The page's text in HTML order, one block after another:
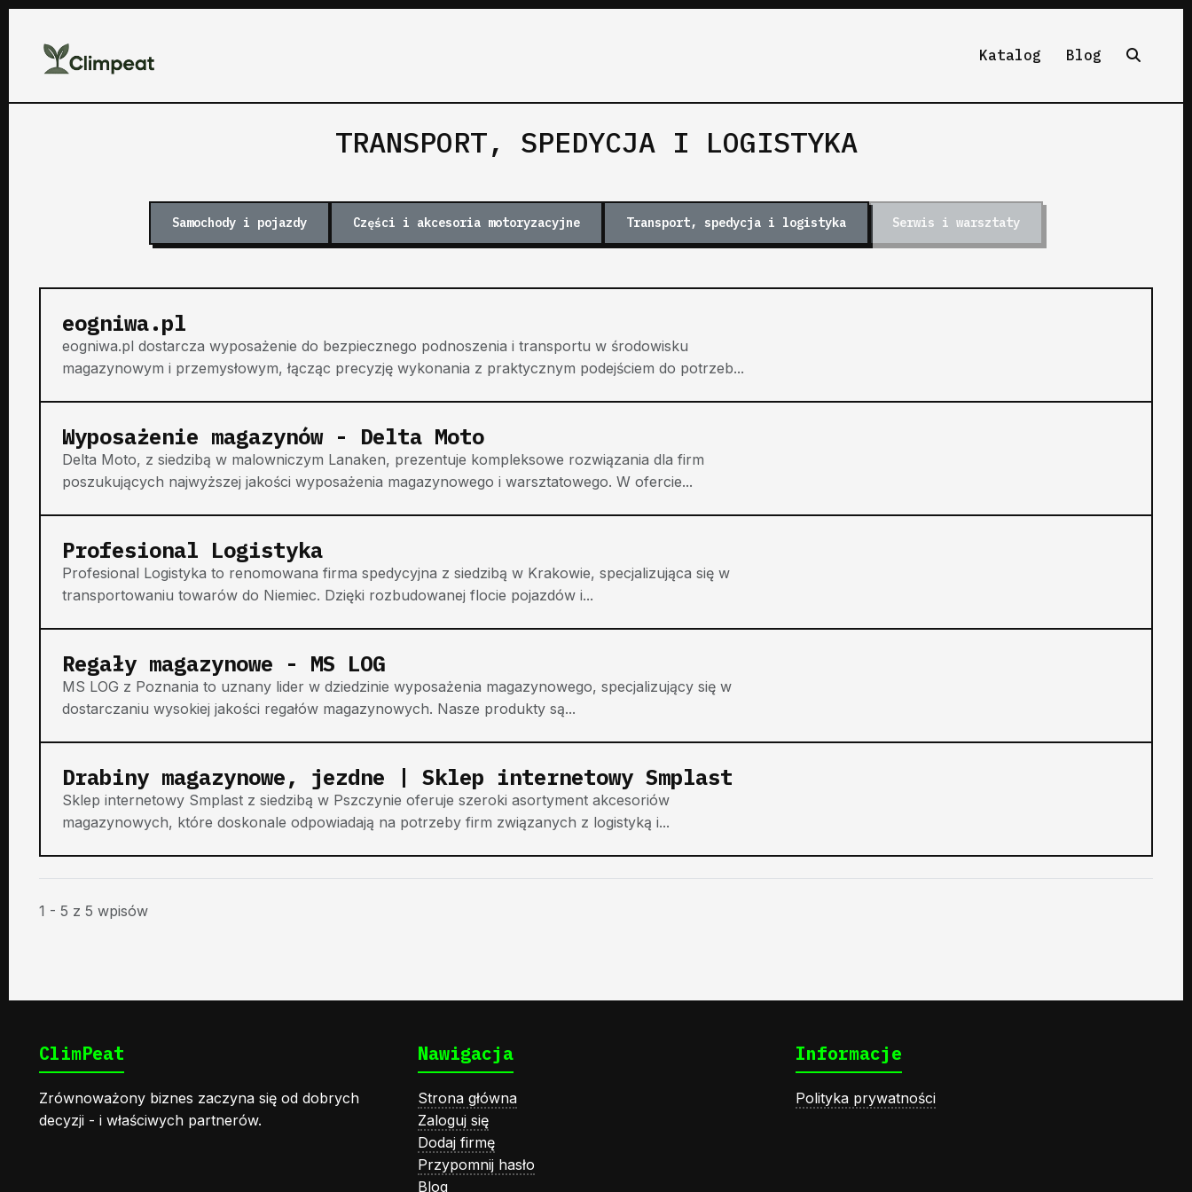
Katalog Blog
TRANSPORT, SPEDYCJA I LOGISTYKA
Samochody i pojazdy Części i akcesoria motoryzacyjne Transport, spedycja i logistyka Serwis i warsztaty
eogniwa.pl
eogniwa.pl dostarcza wyposażenie do bezpiecznego podnoszenia i transportu w środowisku
magazynowym i przemysłowym, łącząc precyzję wykonania z praktycznym podejściem do potrzeb...
Wyposażenie magazynów - Delta Moto
Delta Moto, z siedzibą w malowniczym Lanaken, prezentuje kompleksowe rozwiązania dla firm
poszukujących najwyższej jakości wyposażenia magazynowego i warsztatowego. W ofercie...
Profesional Logistyka
Profesional Logistyka to renomowana firma spedycyjna z siedzibą w Krakowie, specjalizująca się w
transportowaniu towarów do Niemiec. Dzięki rozbudowanej flocie pojazdów i...
Regały magazynowe - MS LOG
MS LOG z Poznania to uznany lider w dziedzinie wyposażenia magazynowego, specjalizujący się w
dostarczaniu wysokiej jakości regałów magazynowych. Nasze produkty są...
Drabiny magazynowe, jezdne | Sklep internetowy Smplast
Sklep internetowy Smplast z siedzibą w Pszczynie oferuje szeroki asortyment akcesoriów
magazynowych, które doskonale odpowiadają na potrzeby firm związanych z logistyką i...
1 - 5 z 5 wpisów
ClimPeat
Zrównoważony biznes zaczyna się od dobrych
decyzji - i właściwych partnerów.
Nawigacja
Strona główna
Zaloguj się
Dodaj firmę
Przypomnij hasło
Blog
Informacje
Polityka prywatności